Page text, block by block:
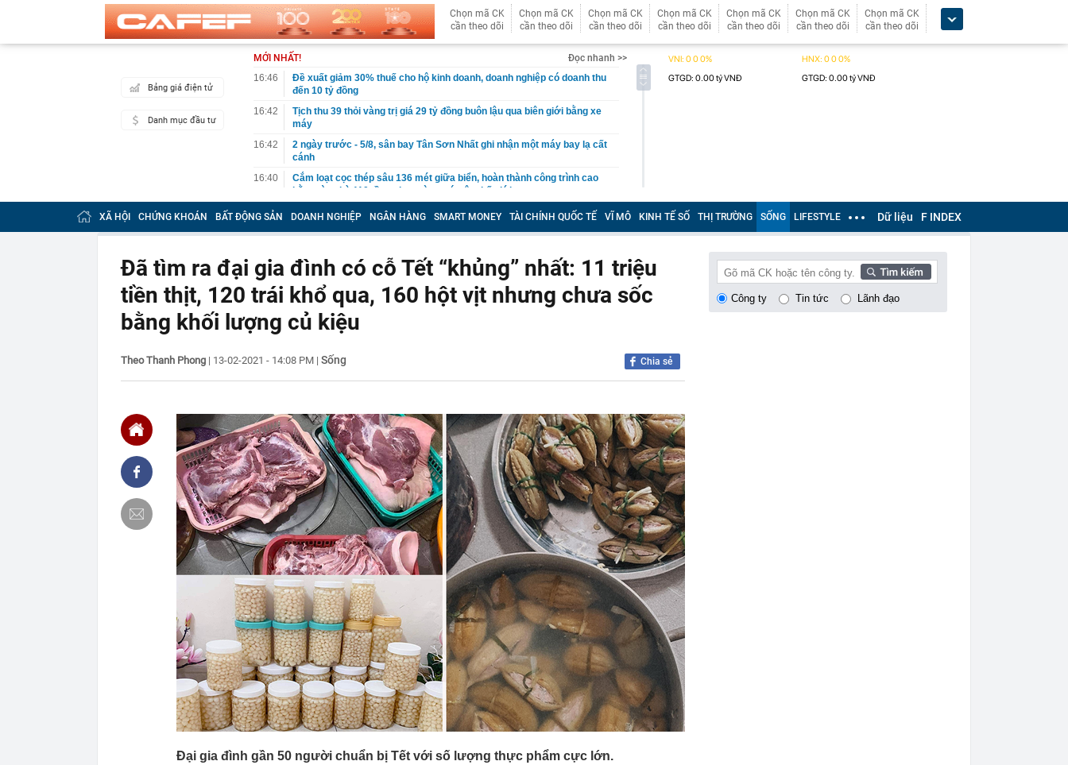
Chọn mã CK
cần theo dõi
Chọn mã CK
cần theo dõi
Chọn mã CK
cần theo dõi
Chọn mã CK
cần theo dõi
Chọn mã CK
cần theo dõi
Chọn mã CK
cần theo dõi
Chọn mã CK
cần theo dõi
Bảng giá điện tử
Danh mục đầu tư
MỚI NHẤT!
Đọc nhanh >>
16:46
Đề xuất giảm 30% thuế cho hộ kinh doanh, doanh nghiệp có doanh thu
đến 10 tỷ đồng
16:42
Tịch thu 39 thỏi vàng trị giá 29 tỷ đồng buôn lậu qua biên giới bằng xe
máy
16:42
2 ngày trước - 5/8, sân bay Tân Sơn Nhất ghi nhận một máy bay lạ cất
cánh
16:40
Cắm loạt cọc thép sâu 136 mét giữa biển, hoàn thành công trình cao
bằng tòa nhà 110 tầng chưa từng có trên thế giới
16:38
9 trụ cầu Hồng Hà dần lộ diện giữa sông Hồng
16:32
Đề xuất giảm 30% thuế cho hộ kinh doanh, doanh nghiệp thu dưới 10
16:30
Vì sao ghế nhựa thường có lỗ tròn ở giữa?
16:30
Bắt giữ Lê Thị Quỳnh SN 1995 trong phòng hát karaoke
Sau ngày 31/8, một ngân hàng có thể từ chối giao dịch rút/chuyển tiền
online của khách hàng trong trường hợp sau
mạch" của Ukraine
16:15
Một chủ tịch giữ lời, mua hết lượng cổ phiếu đã đăng ký
16:15
Tình hình hiện tại của tuyến cáp treo lên thẳng nơi được mệnh danh
"lạnh nhất Việt Nam": Khi nào đón khách?
16:13
Lừa cho thuê nhà đã được ngân hàng bán đấu giá, một chủ tịch HĐQT
công ty bị bắt
16:12
Cổ phiếu DN nhà nước GVR, BCM, GAS... đồng loạt tăng trần: Điều gì
đã xảy ra?
16:12
Phương án thi lại cho học sinh Chuyên Tuyên Quang: Ông Đỗ Anh Tuấn
làm Trưởng Ban chỉ đạo cấp tỉnh
16:07
Chủ tịch Hải Phát Invest "gom" thành công 10 triệu cổ phiếu HPX
16:06
Tăng tốc thi công nút giao cửa ngõ phía Nam Hà Nội, cán đích cuối
năm 2026
16:05
13,4 triệu lượt tìm kiếm về chủ đề việc làm trong 7 tháng đầu năm
XÃ HỘI CHỨNG KHOÁN BẤT ĐỘNG SẢN DOANH NGHIỆP NGÂN HÀNG SMART MONEY TÀI CHÍNH QUỐC TẾ VĨ MÔ KINH TẾ SỐ THỊ TRƯỜNG SỐNG LIFESTYLE Dữ liệu F INDEX
Đã tìm ra đại gia đình có cỗ Tết “khủng” nhất: 11 triệu
tiền thịt, 120 trái khổ qua, 160 hột vịt nhưng chưa sốc
bằng khối lượng củ kiệu
Theo Thanh Phong | 13-02-2021 - 14:08 PM | Sống Chia sẻ
Đại gia đình gần 50 người chuẩn bị Tết với số lượng thực phẩm cực lớn.
Công ty Tin tức Lãnh đạo